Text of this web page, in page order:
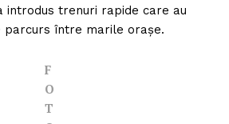
introdus trenuri rapide care au
parcurs între marile oraşe.
F
O
T